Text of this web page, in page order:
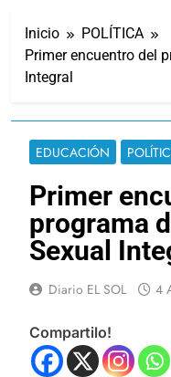
Inicio
POLÍTICA
Primer encuentro del
Integral
EDUCACIÓN
Primer
programa
Sexual
Diario EL SOL 4
Compartilo!